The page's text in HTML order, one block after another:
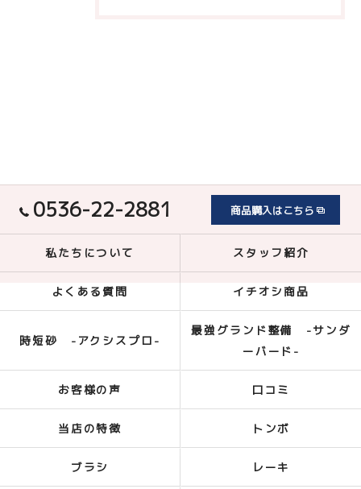
0536-22-2881 商品購入はこちら
私たちについて スタッフ紹介
よくある質問 イチオシ商品
時短砂 -アクシスプロ-
最強グランド整備 -サンダ
ーバード-
お客様の声 口コミ
当店の特徴 トンボ
ブラシ レーキ